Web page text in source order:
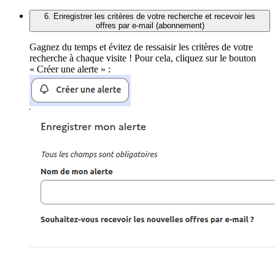
6. Enregistrer les critères de votre recherche et recevoir les
offres par e-mail (abonnement)
Gagnez du temps et évitez de ressaisir les critères de votre
recherche à chaque visite ! Pour cela, cliquez sur le bouton
« Créer une alerte » :